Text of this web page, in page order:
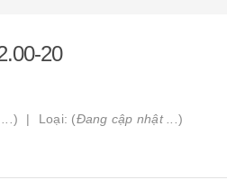
20
) Loại: (Đang cập nhật ... )